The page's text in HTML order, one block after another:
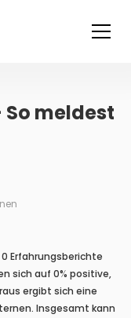
meldest
Erfahrungsberichte
sich auf 0% positive,
ergibt sich eine
Insgesamt kann